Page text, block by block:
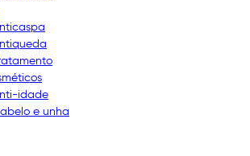
idade
e unha